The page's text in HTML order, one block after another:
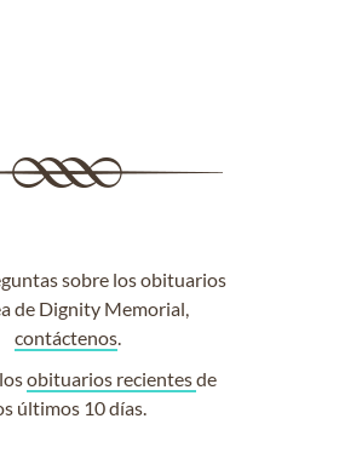
sobre los obituarios
de Dignity Memorial,
contáctenos.
obituarios recientesde
últimos 10 días.